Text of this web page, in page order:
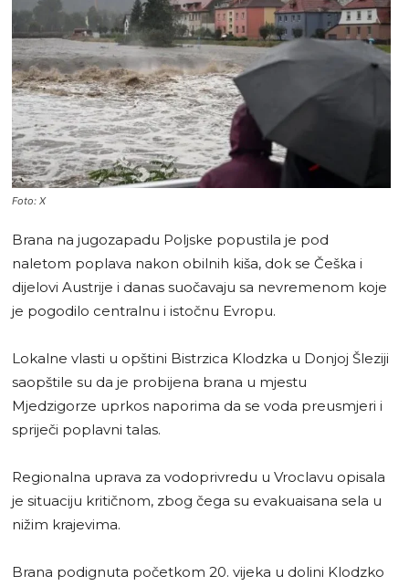
Foto: X
Brana na jugozapadu Poljske popustila je pod
naletom poplava nakon obilnih kiša, dok se Češka i
dijelovi Austrije i danas suočavaju sa nevremenom koje
je pogodilo centralnu i istočnu Evropu.
Lokalne vlasti u opštini Bistrzica Klodzka u Donjoj Šleziji
saopštile su da je probijena brana u mjestu
Mjedzigorze uprkos naporima da se voda preusmjeri i
spriječi poplavni talas.
Regionalna uprava za vodoprivredu u Vroclavu opisala
je situaciju kritičnom, zbog čega su evakuaisana sela u
nižim krajevima.
Brana podignuta početkom 20. vijeka u dolini Klodzko